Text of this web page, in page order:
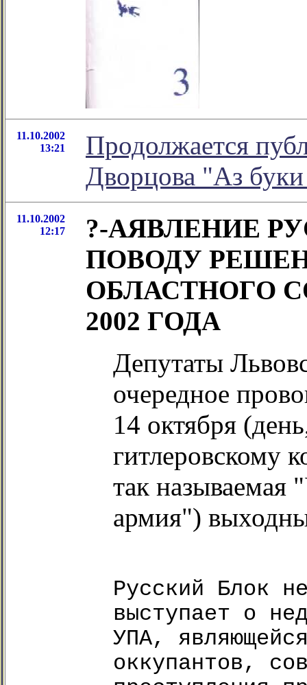
11.10.2002
13:21
Продолжается
Дворцова "Аз
11.10.2002
12:17
?-АЯВЛЕНИЕ
ПОВОДУ
ОБЛАСТНОГО
2002 ГОДА
Депутаты
очередное
14 октября
гитлеровскому
так называемая
армия")
Русский Блок
выступает о
УПА,
оккупантов,